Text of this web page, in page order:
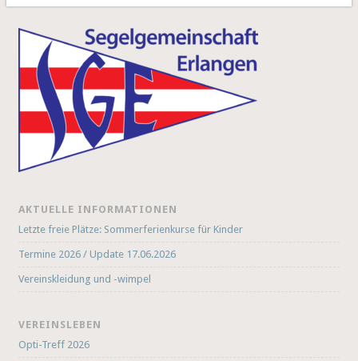
AKTUELLE INFORMATIONEN
Letzte freie Plätze: Sommerferienkurse für Kinder
Termine 2026 / Update 17.06.2026
Vereinskleidung und -wimpel
VEREINSLEBEN
Opti-Treff 2026